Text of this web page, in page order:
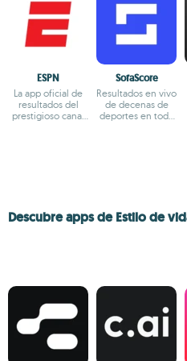
ESPN
La app oficial de
resultados del
prestigioso canal
SofaScore
Resultados en vivo
de decenas de
deportes en todo
Descubre apps de Estilo de